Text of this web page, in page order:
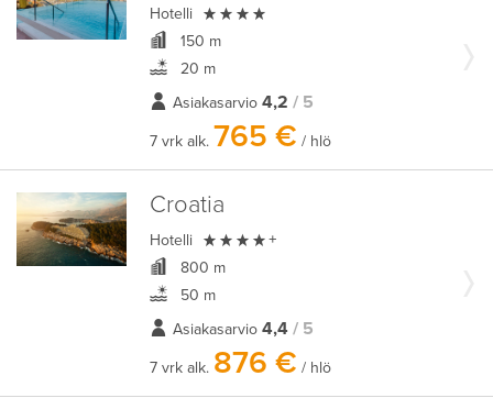
Hotelli 
150 m
20 m
Asiakasarvio 4,2 / 5
7 vrk alk. 765 € / hlö
Croatia
Hotelli  +
800 m
50 m
Asiakasarvio 4,4 / 5
7 vrk alk. 876 € / hlö